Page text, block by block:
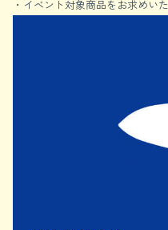
・イベント対象商品をお求めい